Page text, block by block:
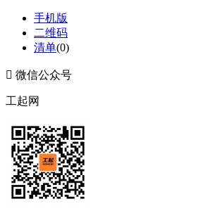
手机版
二维码
清单(0)
 微信公众号
工起网